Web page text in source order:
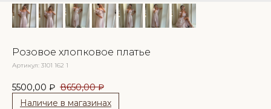
Розовое хлопковое платье
Артикул: 3101 162 1
5500,00 ₽ 8650,00 ₽
Наличие в магазинах